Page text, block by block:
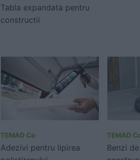
Tabla expandata pentru
constructii
TEMAD Co
Adezivi pentru lipirea
TEMAD
Benzi